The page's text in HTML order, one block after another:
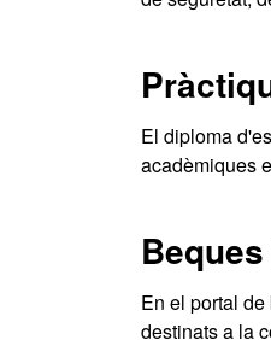
El diploma
acadèmiques
En el portal
destinats a la